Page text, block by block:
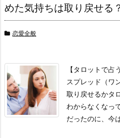
めた気持ちは取り戻せる
恋愛全般
【タロットで占
スプレッド（ワ
取り戻せるかタ
わからなくなっ
だったのに、今